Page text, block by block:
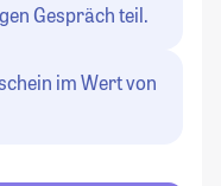
Gespräch teil.
im Wert von